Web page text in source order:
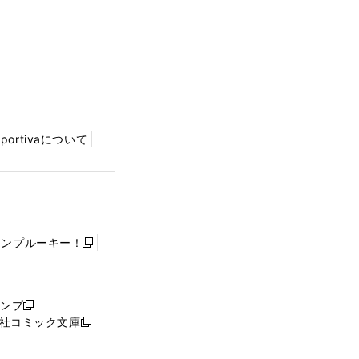
について
プルーキー！
新
ン
プ
新
し
コミック文庫
新